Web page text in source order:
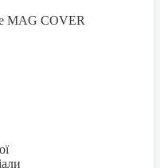
MAG COVER